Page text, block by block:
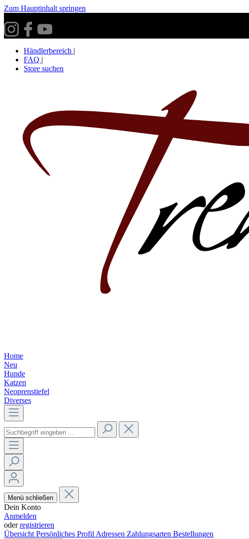
Zum Hauptinhalt springen
Händlerbereich |
FAQ |
Store suchen
Home
Neu
Hunde
Katzen
Neoprenstiefel
Diverses
Menü schließen
Dein Konto
Anmelden
oderregistrieren
ÜbersichtPersönliches ProfilAdressen Zahlungsarten Bestellungen